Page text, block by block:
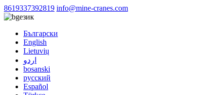
8619337392819 info@mine-cranes.com
език
Български
English
Lietuvių
اردو
bosanski
русский
Español